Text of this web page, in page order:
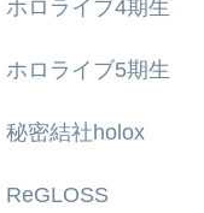
ホロライブ4期生
ホロライブ5期生
秘密結社holox
ReGLOSS